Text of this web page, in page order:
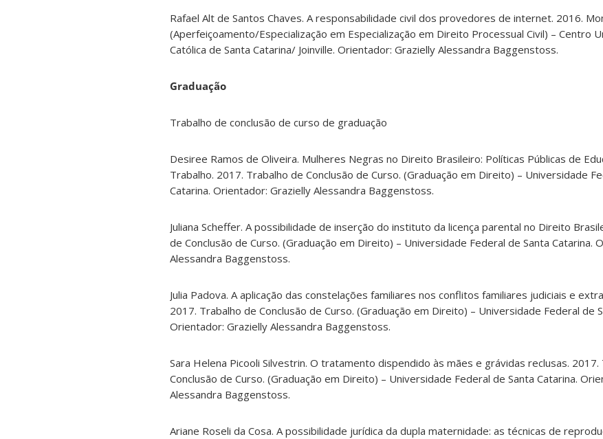
Rafael Alt de Santos Chaves. A responsabilidade civil dos provedores de internet. 2016.
(Aperfeiçoamento/Especialização em Especialização em Direito Processual Civil) – Centro
Católica de Santa Catarina/ Joinville. Orientador: Grazielly Alessandra Baggenstoss.
Graduação
Trabalho de conclusão de curso de graduação
Desiree Ramos de Oliveira. Mulheres Negras no Direito Brasileiro: Políticas Públicas de
Trabalho. 2017. Trabalho de Conclusão de Curso. (Graduação em Direito) – Universidade
Catarina. Orientador: Grazielly Alessandra Baggenstoss.
Juliana Scheffer. A possibilidade de inserção do instituto da licença parental no Direito
de Conclusão de Curso. (Graduação em Direito) – Universidade Federal de Santa Catarina.
Alessandra Baggenstoss.
Julia Padova. A aplicação das constelações familiares nos conflitos familiares judiciais e
2017. Trabalho de Conclusão de Curso. (Graduação em Direito) – Universidade Federal de
Orientador: Grazielly Alessandra Baggenstoss.
Sara Helena Picooli Silvestrin. O tratamento dispendido às mães e grávidas reclusas. 2017.
Conclusão de Curso. (Graduação em Direito) – Universidade Federal de Santa Catarina.
Alessandra Baggenstoss.
Ariane Roseli da Cosa. A possibilidade jurídica da dupla maternidade: as técnicas de